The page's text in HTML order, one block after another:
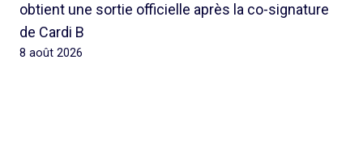
obtient une sortie officielle après la co-signature
de Cardi B
8 août 2026